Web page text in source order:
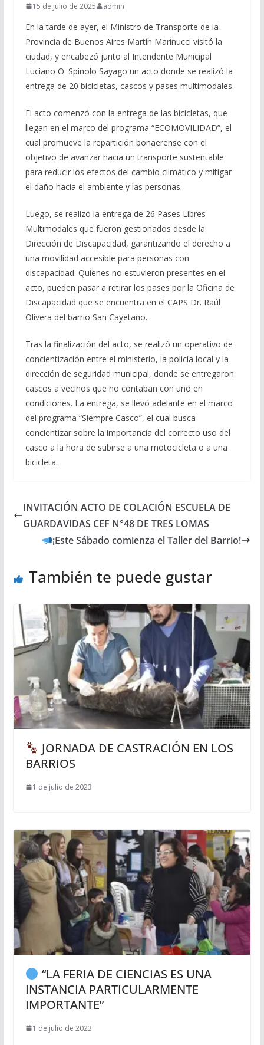
15 de julio de 2025 admin
En la tarde de ayer, el Ministro de Transporte de la
Provincia de Buenos Aires Martín Marinucci visitó la
ciudad, y encabezó junto al Intendente Municipal
Luciano O. Spinolo Sayago un acto donde se realizó la
entrega de 20 bicicletas, cascos y pases multimodales.
El acto comenzó con la entrega de las bicicletas, que
llegan en el marco del programa “ECOMOVILIDAD”, el
cual promueve la repartición bonaerense con el
objetivo de avanzar hacia un transporte sustentable
para reducir los efectos del cambio climático y mitigar
el daño hacia el ambiente y las personas.
Luego, se realizó la entrega de 26 Pases Libres
Multimodales que fueron gestionados desde la
Dirección de Discapacidad, garantizando el derecho a
una movilidad accesible para personas con
discapacidad. Quienes no estuvieron presentes en el
acto, pueden pasar a retirar los pases por la Oficina de
Discapacidad que se encuentra en el CAPS Dr. Raúl
Olivera del barrio San Cayetano.
Tras la finalización del acto, se realizó un operativo de
concientización entre el ministerio, la policía local y la
dirección de seguridad municipal, donde se entregaron
cascos a vecinos que no contaban con uno en
condiciones. La entrega, se llevó adelante en el marco
del programa “Siempre Casco”, el cual busca
concientizar sobre la importancia del correcto uso del
casco a la hora de subirse a una motocicleta o a una
bicicleta.
INVITACIÓN ACTO DE COLACIÓN ESCUELA DE
GUARDAVIDAS CEF N°48 DE TRES LOMAS
¡Este Sábado comienza el Taller del Barrio!
También te puede gustar
JORNADA DE CASTRACIÓN EN LOS
BARRIOS
1 de julio de 2023
“LA FERIA DE CIENCIAS ES UNA
INSTANCIA PARTICULARMENTE
IMPORTANTE”
1 de julio de 2023